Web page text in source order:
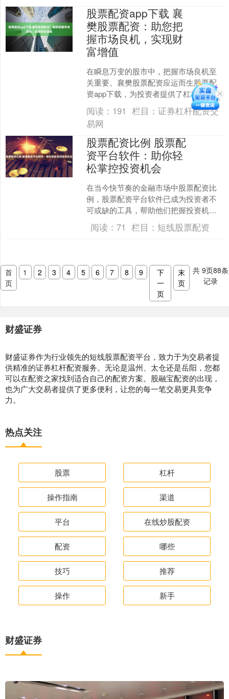
股票配资app下载 襄
樊股票配资：助您把
握市场良机，实现财
富增值
在瞬息万变的股市中，把握市场良机至
关重要。襄樊股票配资应运而生股票配
资app下载，为投资者提供了杠杆效应，
助其放大收益股票配资app下载，实现财
富增值。 配资神....
阅读： 191 栏目：证券杠杆配资交
易网
股票配资比例 股票配
资平台软件：助你轻
松掌控投资机会
在当今快节奏的金融市场中股票配资比
例，股票配资平台软件已成为投资者不
可或缺的工具，帮助他们把握投资机会
并最大化收益。 股票配资融资涉及与配
资公司合作，该配资公司....
阅读：71 栏目： 短线股票配资
首
页
1 2 3 4 5 6 7 8 9
下
一
页
末
页
共9页88条
记录
财盛证券
财盛证券作为行业领先的短线股票配资平台，致力于为交易者提
供精准的证券杠杆配资服务。无论是温州、太仓还是岳阳，您都
可以在配资之家找到适合自己的配资方案。股融宝配资的出现，
也为广大交易者提供了更多便利，让您的每一笔交易更具竞争
力。
热点关注
股票 杠杆
操作指南 渠道
平台 在线炒股配资
配资 哪些
技巧 推荐
操作 新手
财盛证券